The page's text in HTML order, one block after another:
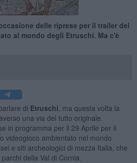
delle riprese per il trailer del
al mondo degli Etruschi. Ma c'è
di Etruschi , ma questa volta la
una via del tutto originale.
in programma per il 29 Aprile per il
videogioco ambientato nel mondo
e siti archeologici di mezza Italia, che
della Val di Cornia.